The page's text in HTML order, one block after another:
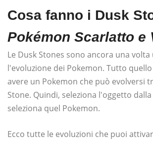
Cosa fanno i Dusk
Pokémon Scarlatto e
Le Dusk Stones sono ancora una
l'evoluzione dei Pokemon. Tutto
avere un Pokemon che può evolversi
Stone. Quindi, seleziona l'oggetto
seleziona quel Pokemon.
Ecco tutte le evoluzioni che puoi